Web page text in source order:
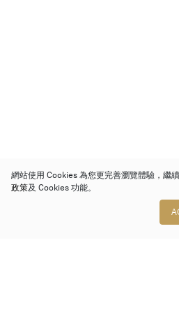
網站使用 Cookies 為您更完善瀏覽體驗，繼
政策及 Cookies 功能。